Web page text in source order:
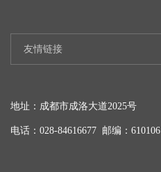
友情链接
地址：成都市成洛大道2025号
电话：028-84616677 邮编：610106